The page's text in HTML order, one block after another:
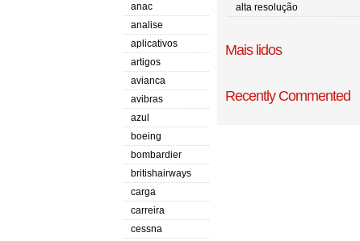
anac
analise
aplicativos
artigos
avianca
avibras
azul
boeing
bombardier
britishairways
carga
carreira
cessna
alta resolução
Mais lidos
Recently Commented